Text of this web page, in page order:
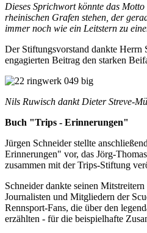
Dieses Sprichwort könnte das
rheinischen Grafen stehen, der
immer noch wie ein Leitstern zu
Der Stiftungsvorstand dankte Herrn
engagierten Beitrag den starken
Nils Ruwisch dankt Dieter Streve-
Buch "Trips - Erinnerungen"
Jürgen Schneider stellte
Erinnerungen" vor, das Jörg-
zusammen mit der Trips-Stiftung
Schneider dankte seinen
Journalisten und Mitgliedern der
Rennsport-Fans, die über den
erzählten - für die beispielhafte